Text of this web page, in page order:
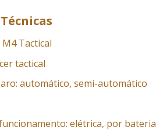
Tactical
tactical
automático, semi-automático
elétrica, por bateria